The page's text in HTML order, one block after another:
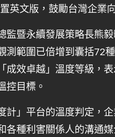
英文版，鼓勵台灣企業
監暨永續發展策略長熊
測範圍已倍增到囊括72
成效卓越」溫度等級，
控目標。
計」平台的溫度判定，
各種利害關係人的溝通媒